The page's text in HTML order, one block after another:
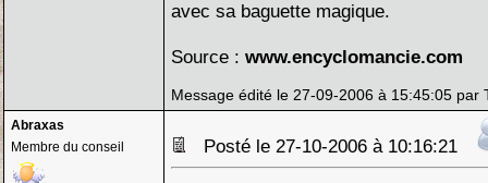
avec sa baguette magique.
Source : www.encyclomancie.com
Message édité le 27-09-2006 à 15:45:05 par
Abraxas
Membre du conseil
Posté le 27-10-2006 à 10:16:21